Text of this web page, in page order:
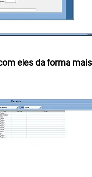
eles da forma mais